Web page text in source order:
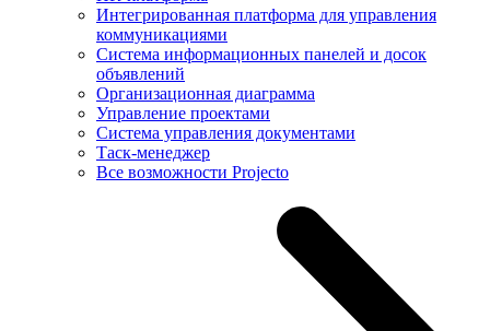
Интегрированная платформа для управления
коммуникациями
Система информационных панелей и досок
объявлений
Организационная диаграмма
Управление проектами
Система управления документами
Таск-менеджер
Все возможности Projecto